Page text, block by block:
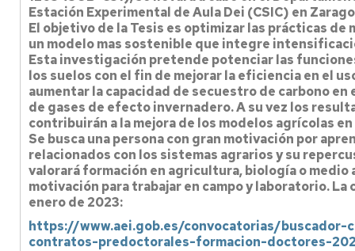
Estación Experimental de Aula Dei (CSIC) en
El objetivo de la Tesis es optimizar las prácticas de
un modelo mas sostenible que integre
Esta investigación pretende potenciar las
los suelos con el fin de mejorar la eficiencia en el
aumentar la capacidad de secuestro de carbono
de gases de efecto invernadero. A su vez los
contribuirán a la mejora de los modelos agrícolas
Se busca una persona con gran motivación por
relacionados con los sistemas agrarios y su
valorará formación en agricultura, biología o medio
motivación para trabajar en campo y laboratorio. La
enero de 2023:
https://www.aei.gob.es/convocatorias/buscador-
contratos-predoctorales-formacion-doctores-